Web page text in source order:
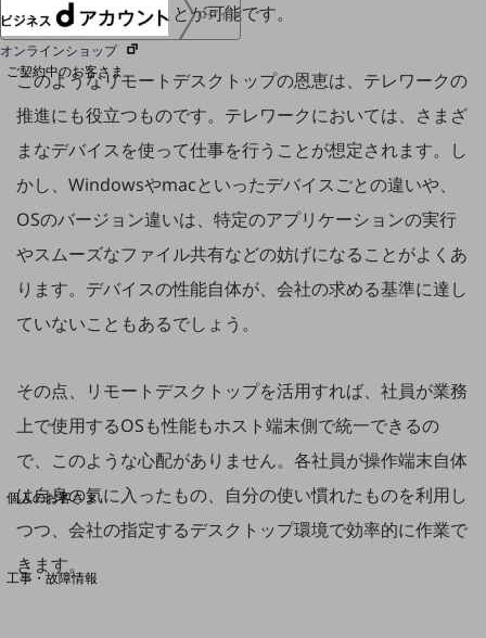
ログイン
オンラインショップ
ご契約中のお客さま
サービス別サポート情報
ご契約中サービスの一元管理
Web明細(ビリングステーション)
料金分析(ご利用料金管理サービス)
Web明細(My docomo)
個人のお客さま
OCNなど
工事・故障情報
的に仕事を進めることが可能です。
このようなリモートデスクトップの恩恵は、テレワークの
推進にも役立つものです。テレワークにおいては、さまざ
まなデバイスを使って仕事を行うことが想定されます。し
かし、Windowsやmacといったデバイスごとの違いや、
OSのバージョン違いは、特定のアプリケーションの実行
やスムーズなファイル共有などの妨げになることがよくあ
ります。デバイスの性能自体が、会社の求める基準に達し
ていないこともあるでしょう。
その点、リモートデスクトップを活用すれば、社員が業務
上で使用するOSも性能もホスト端末側で統一できるの
で、このような心配がありません。各社員が操作端末自体
は自身の気に入ったもの、自分の使い慣れたものを利用し
つつ、会社の指定するデスクトップ環境で効率的に作業で
きます。